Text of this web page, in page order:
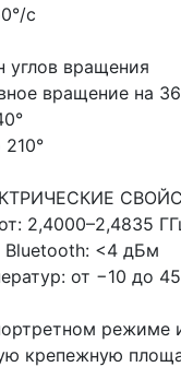
с
углов вращения
вращение на
2,4000–2,4835
Bluetooth: <4 дБм
от −10 до
крепежную